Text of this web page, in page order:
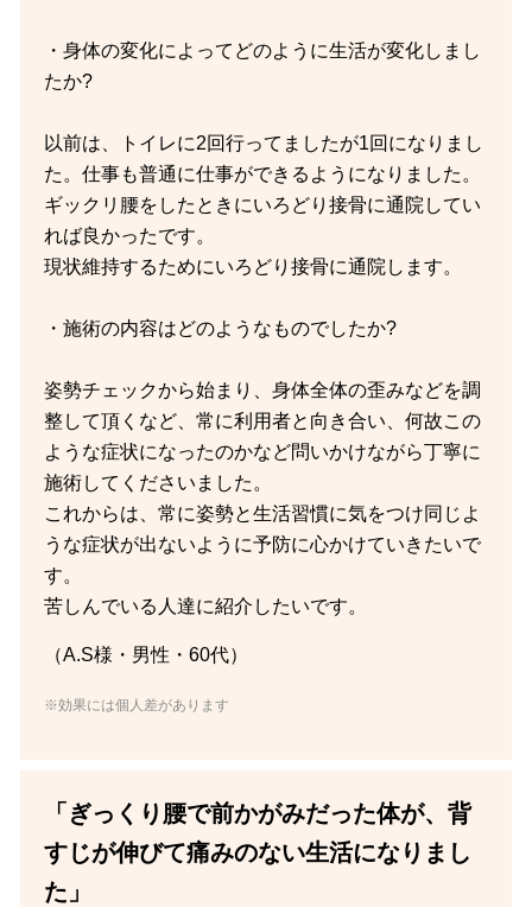
・身体の変化によってどのように生活が変化しまし
たか?
以前は、トイレに2回行ってましたが1回になりまし
た。仕事も普通に仕事ができるようになりました。
ギックリ腰をしたときにいろどり接骨に通院してい
れば良かったです。
現状維持するためにいろどり接骨に通院します。
・施術の内容はどのようなものでしたか?
姿勢チェックから始まり、身体全体の歪みなどを調
整して頂くなど、常に利用者と向き合い、何故この
ような症状になったのかなど問いかけながら丁寧に
施術してくださいました。
これからは、常に姿勢と生活習慣に気をつけ同じよ
うな症状が出ないように予防に心かけていきたいで
す。
苦しんでいる人達に紹介したいです。
（A.S様・男性・60代）
※効果には個人差があります
「ぎっくり腰で前かがみだった体が、背
すじが伸びて痛みのない生活になりまし
た」